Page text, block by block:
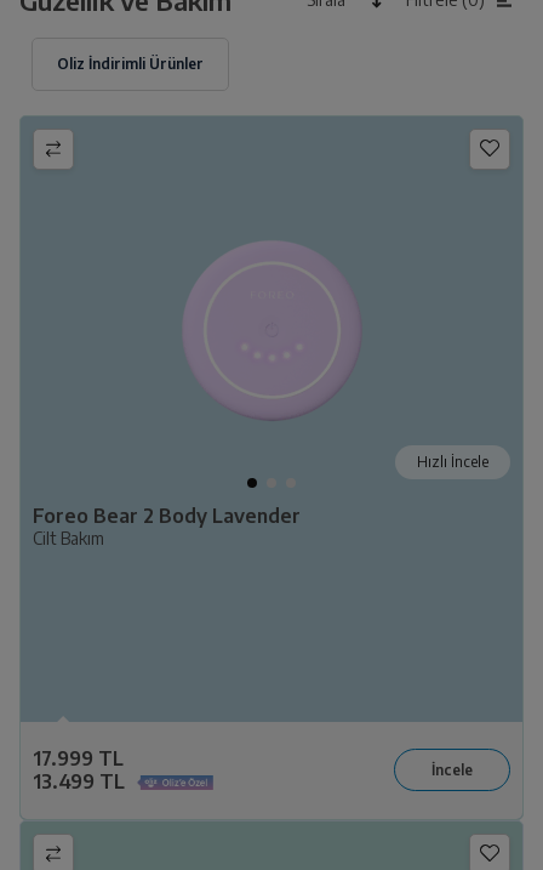
Hızlı İncele
Foreo Bear 2 Body Lavender
Cilt Bakım
17.999 TL
13.499 TL